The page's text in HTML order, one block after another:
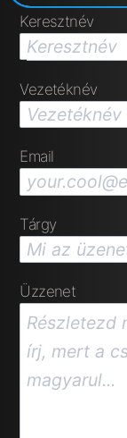
Keresztnév
Vezetéknév
Email
Tárgy
Üzzenet